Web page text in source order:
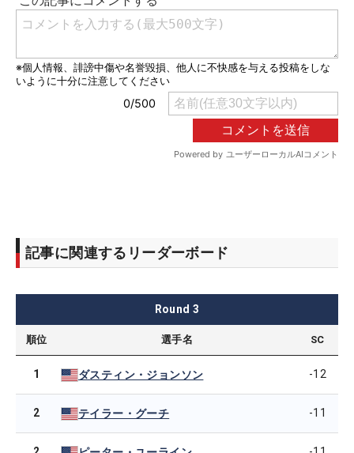
記事に関連するリーダーボード
Round 3
順位 選手名 SC
1 ダスティン・ジョンソン -12
2 テイラー・グーチ -11